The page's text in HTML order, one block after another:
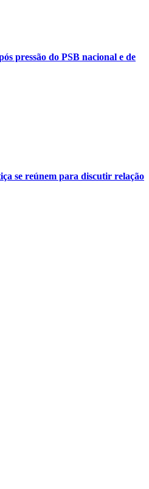
pressão do PSB nacional e de
se reúnem para discutir relação